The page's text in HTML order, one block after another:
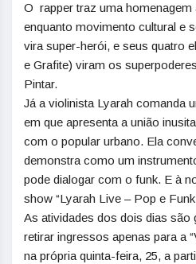
O rapper traz uma homenagem
enquanto movimento cultural e
vira super-herói, e seus quatro
e Grafite) viram os
Pintar.
Já a violinista Lyarah comanda
em que apresenta a união
com o popular urbano. Ela
demonstra como um
pode dialogar com o funk. E à
show “Lyarah Live – Pop e
As atividades dos dois dias são
retirar ingressos apenas para a
na própria quinta-feira, 25, a